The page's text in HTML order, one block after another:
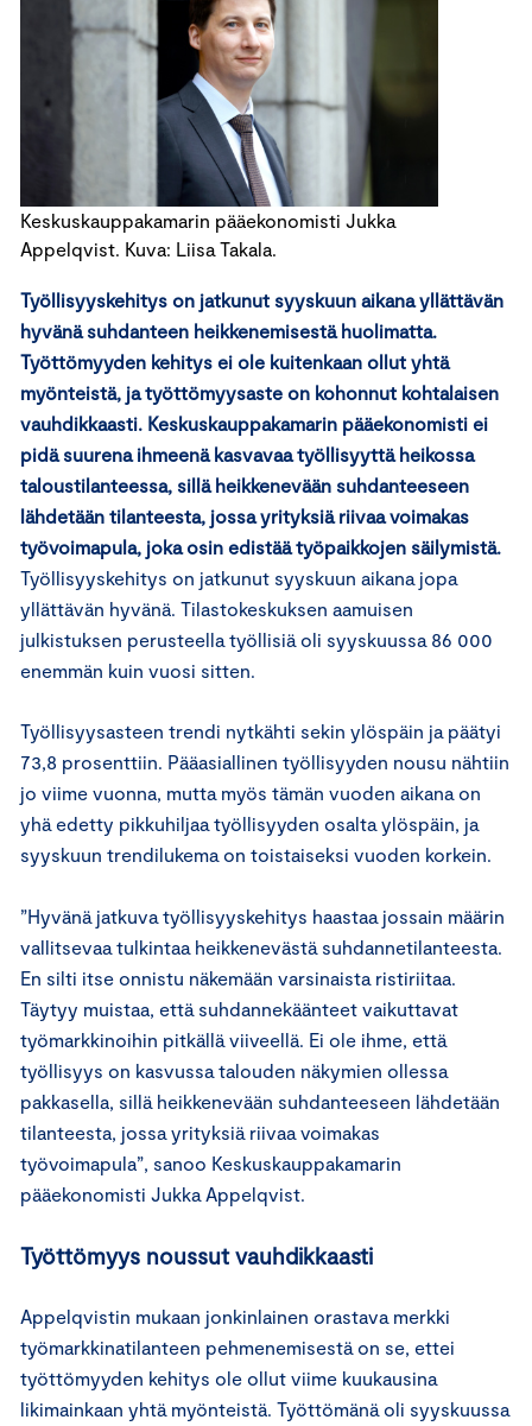
Keskuskauppakamarin pääekonomisti Jukka
Appelqvist. Kuva: Liisa Takala.
Työllisyyskehitys on jatkunut syyskuun aikana yllättävän
hyvänä suhdanteen heikkenemisestä huolimatta.
Työttömyyden kehitys ei ole kuitenkaan ollut yhtä
myönteistä, ja työttömyysaste on kohonnut kohtalaisen
vauhdikkaasti. Keskuskauppakamarin pääekonomisti ei
pidä suurena ihmeenä kasvavaa työllisyyttä heikossa
taloustilanteessa, sillä heikkenevään suhdanteeseen
lähdetään tilanteesta, jossa yrityksiä riivaa voimakas
työvoimapula, joka osin edistää työpaikkojen säilymistä.
Työllisyyskehitys on jatkunut syyskuun aikana jopa
yllättävän hyvänä. Tilastokeskuksen aamuisen
julkistuksen perusteella työllisiä oli syyskuussa 86 000
enemmän kuin vuosi sitten.
Työllisyysasteen trendi nytkähti sekin ylöspäin ja päätyi
73,8 prosenttiin. Pääasiallinen työllisyyden nousu nähtiin
jo viime vuonna, mutta myös tämän vuoden aikana on
yhä edetty pikkuhiljaa työllisyyden osalta ylöspäin, ja
syyskuun trendilukema on toistaiseksi vuoden korkein.
”Hyvänä jatkuva työllisyyskehitys haastaa jossain määrin
vallitsevaa tulkintaa heikkenevästä suhdannetilanteesta.
En silti itse onnistu näkemään varsinaista ristiriitaa.
Täytyy muistaa, että suhdannekäänteet vaikuttavat
työmarkkinoihin pitkällä viiveellä. Ei ole ihme, että
työllisyys on kasvussa talouden näkymien ollessa
pakkasella, sillä heikkenevään suhdanteeseen lähdetään
tilanteesta, jossa yrityksiä riivaa voimakas
työvoimapula”, sanoo Keskuskauppakamarin
pääekonomisti Jukka Appelqvist.
Työttömyys noussut vauhdikkaasti
Appelqvistin mukaan jonkinlainen orastava merkki
työmarkkinatilanteen pehmenemisestä on se, ettei
työttömyyden kehitys ole ollut viime kuukausina
likimainkaan yhtä myönteistä. Työttömänä oli syyskuussa